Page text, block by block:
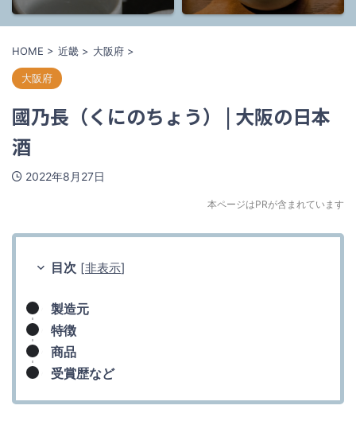
HOME > 近畿 > 大阪府 >
大阪府
國乃長（くにのちょう） | 大阪の日本
酒
2022年8月27日
本ページはPRが含まれています
目次 [非表示]
製造元
特徴
商品
受賞歴など